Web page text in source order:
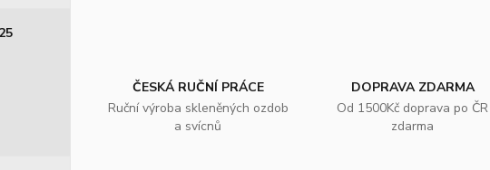
ČESKÁ RUČNÍ PRÁCE
Ruční výroba skleněných ozdob
a svícnů
DOPRAVA ZDARMA
Od 1500Kč doprava po ČR
zdarma